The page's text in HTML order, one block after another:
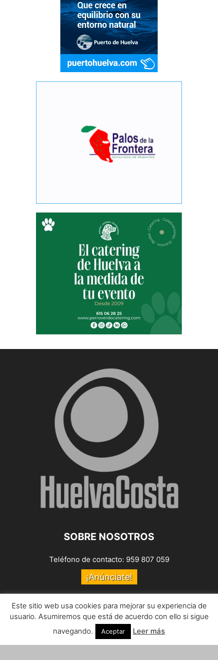
SOBRE NOSOTROS
Teléfono de contacto: 959 807 059
¡Anúnciate!
Envíanos tus notas de prensa a: prensa@huelvacosta.com
Contáctenos:info@huelvacosta.com
Este sitio web usa cookies para mejorar su experiencia de
usuario. Asumiremos que está de acuerdo con ello si sigue
navegando.
Aceptar Leer más